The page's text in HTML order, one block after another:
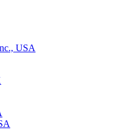
USA